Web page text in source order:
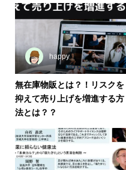
happy
無在庫物販とは？！リスクを
抑えて売り上げを増進する方
法とは？？